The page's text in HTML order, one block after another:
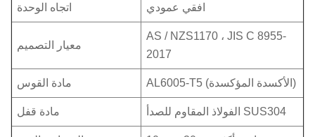
اتجاه الوحدة افقي عمودي
معيار التصميم
AS / NZS1170 ، JIS C 8955-
2017
مادة القوس AL6005-T5 (الأكسدة المؤكسدة)
مادة قفل الفولاذ المقاوم للصدأ SUS304